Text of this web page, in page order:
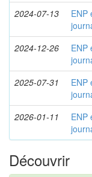
2024-07-13
ENP
2024-12-26
ENP
2025-07-31
ENP
2026-01-11
ENP
Découvrir